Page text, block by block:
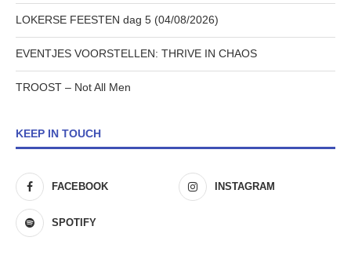
LOKERSE FEESTEN dag 5 (04/08/2026)
EVENTJES VOORSTELLEN: THRIVE IN CHAOS
TROOST – Not All Men
KEEP IN TOUCH
FACEBOOK INSTAGRAM
SPOTIFY